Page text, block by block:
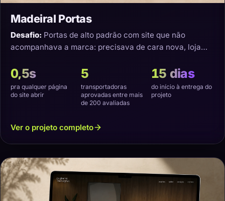
Madeiral Portas
Desafio: Portas de alto padrão com site que não
acompanhava a marca: precisava de cara nova, loja
0,5s
pra qualquer página
do site abrir
5
transportadoras
aprovadas entre mais
de 200 avaliadas
15 dias
do início à entrega do
projeto
Ver o projeto completo